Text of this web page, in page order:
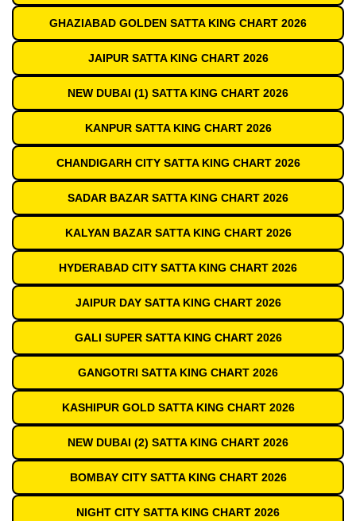
GHAZIABAD GOLDEN SATTA KING CHART 2026
JAIPUR SATTA KING CHART 2026
NEW DUBAI (1) SATTA KING CHART 2026
KANPUR SATTA KING CHART 2026
CHANDIGARH CITY SATTA KING CHART 2026
SADAR BAZAR SATTA KING CHART 2026
KALYAN BAZAR SATTA KING CHART 2026
HYDERABAD CITY SATTA KING CHART 2026
JAIPUR DAY SATTA KING CHART 2026
GALI SUPER SATTA KING CHART 2026
GANGOTRI SATTA KING CHART 2026
KASHIPUR GOLD SATTA KING CHART 2026
NEW DUBAI (2) SATTA KING CHART 2026
BOMBAY CITY SATTA KING CHART 2026
NIGHT CITY SATTA KING CHART 2026